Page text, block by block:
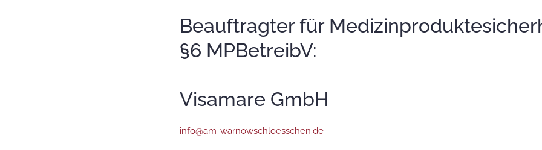
Beauftragter für
§6 MPBetreibV:
Visamare GmbH
info@am-warnowschloesschen.de